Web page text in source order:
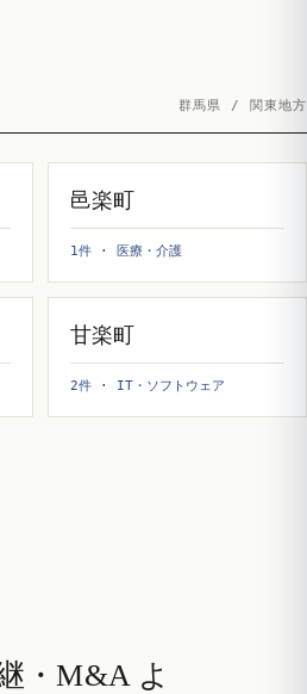
群馬県 / 関東地方
邑楽町
1件 · 医療・介護
甘楽町
2件 · IT・ソフトウェア
・M&A よ